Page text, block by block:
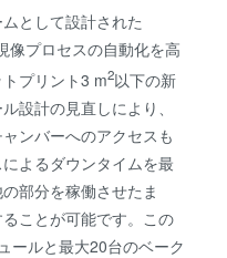
として設計された
像プロセスの自動化を高
プリント3 m2以下の新
設計の見直しにより、
ンバーへのアクセスも
よるダウンタイムを最
部分を稼働させたま
ことが可能です。この
ールと最大20台のベーク